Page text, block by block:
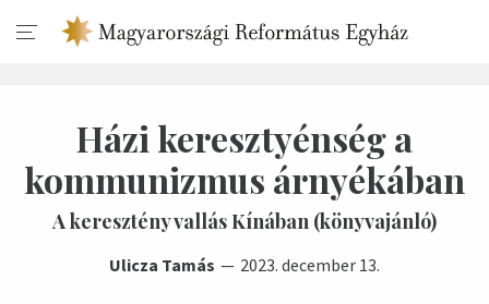
Házi keresztyénség a
kommunizmus árnyékában
A keresztény vallás Kínában (könyvajánló)
Ulicza Tamás 2023. december 13.